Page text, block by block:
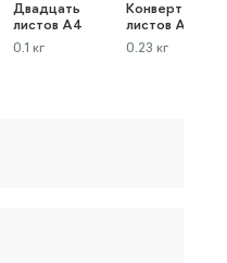
Двадцать
листов А4
0.1 кг
Конверт до 40
листов А4
0.23 кг